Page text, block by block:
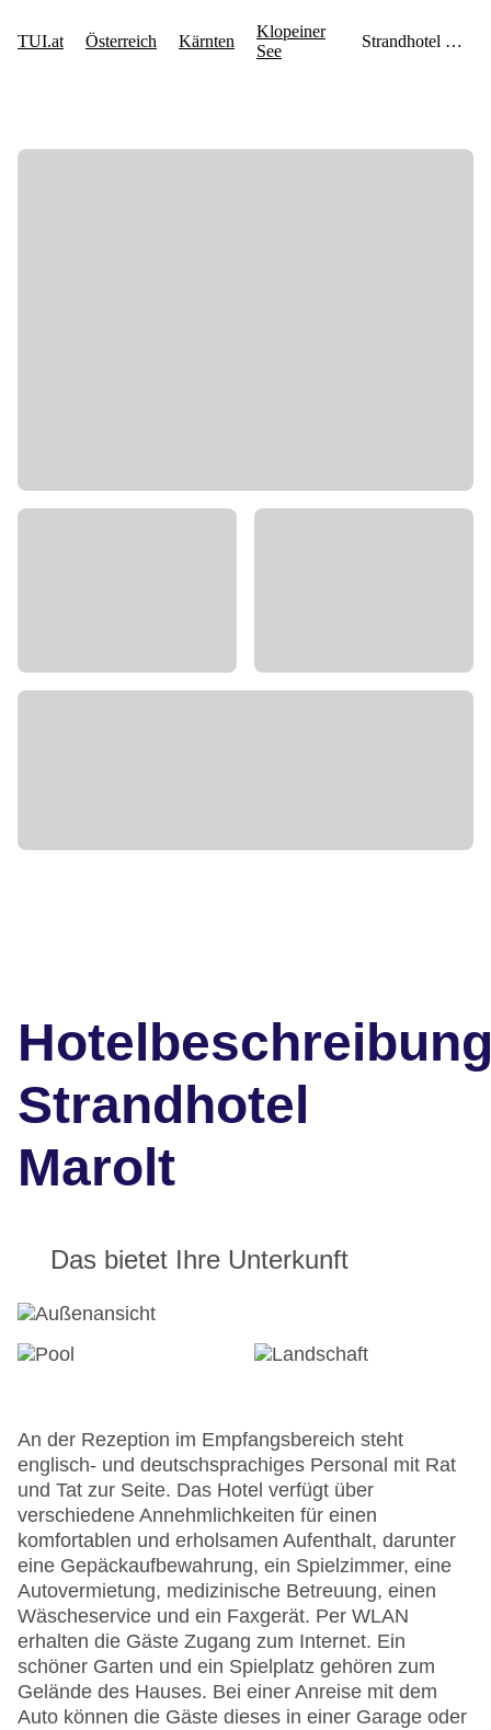
Strandhotel
Marolt
Das bietet Ihre Unterkunft
An der Rezeption im Empfangsbereich steht
englisch- und deutschsprachiges Personal mit Rat
und Tat zur Seite. Das Hotel verfügt über
verschiedene Annehmlichkeiten für einen
komfortablen und erholsamen Aufenthalt, darunter
eine Gepäckaufbewahrung, ein Spielzimmer, eine
Autovermietung, medizinische Betreuung, einen
Wäscheservice und ein Faxgerät. Per WLAN
erhalten die Gäste Zugang zum Internet. Ein
schöner Garten und ein Spielplatz gehören zum
Gelände des Hauses. Bei einer Anreise mit dem
Auto können die Gäste dieses in einer Garage oder